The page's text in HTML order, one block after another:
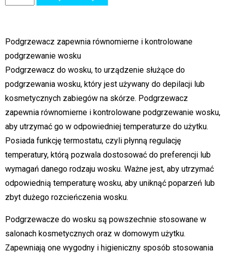
Podgrzewacz zapewnia równomierne i kontrolowane
podgrzewanie wosku
Podgrzewacz do wosku, to urządzenie służące do
podgrzewania wosku, który jest używany do depilacji lub
kosmetycznych zabiegów na skórze. Podgrzewacz
zapewnia równomierne i kontrolowane podgrzewanie wosku,
aby utrzymać go w odpowiedniej temperaturze do użytku.
Posiada funkcję termostatu, czyli płynną regulację
temperatury, którą pozwala dostosować do preferencji lub
wymagań danego rodzaju wosku. Ważne jest, aby utrzymać
odpowiednią temperaturę wosku, aby uniknąć poparzeń lub
zbyt dużego rozcieńczenia wosku.
Podgrzewacze do wosku są powszechnie stosowane w
salonach kosmetycznych oraz w domowym użytku.
Zapewniają one wygodny i higieniczny sposób stosowania